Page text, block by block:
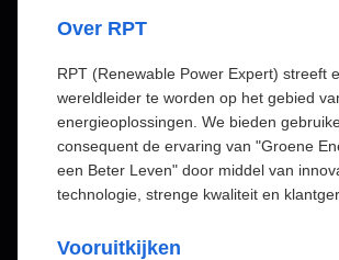
Over RPT
RPT (Renewable Power Expert) streeft
wereldleider te worden op het gebied
energieoplossingen. We bieden
consequent de ervaring van "Groene
een Beter Leven" door middel van
technologie, strenge kwaliteit en
Vooruitkijken